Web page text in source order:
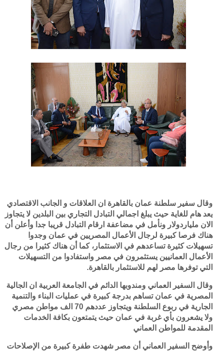
وقال سفير سلطنة عمان بالقاهرة ان العلاقات و الجانب الاقتصادي
يعد هام للغاية حيث يبلغ اجمالي التبادل التجاري بين البلدين لا يتجاوز
الان ملياردولار ونأمل في مضاعفة ارقام التبادل قريبا جدا وأعلن أن
هناك فرصا كبيرة لرجال الأعمال المصريين في عمان وجدوا
تسهيلات كثيرة تساعدهم في الاستثمار، كما أن هناك كثيرا من رجال
الأعمال العمانيين يستثمرون في مصر واستفادوا من التسهيلات
التي توفرها مصر لهم للاستثمار بالقاهرة.
وقال السفير العماني ومندوبها الدائم في الجامعة العربية ان الجالية
المصرية في عمان تساهم بدرجة كبيرة في عمليات البناء والتنمية
الجارية في ربوع السلطنة ويتجاوز عددهم 70 الف مواطن مصري
ولا يشعرون بأي غربة في عمان حيث يتمتعون بكافة الخدمات
المقدمة للمواطن العماني
وأوضح السفير العماني أن مصر شهدت طفرة كبيرة من الإصلاحات